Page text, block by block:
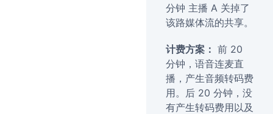
分钟 主播 A 关掉了
该路媒体流的共享。
计费方案： 前 20
分钟，语音连麦直
播，产生音频转码费
用。后 20 分钟，没
有产生转码费用以及